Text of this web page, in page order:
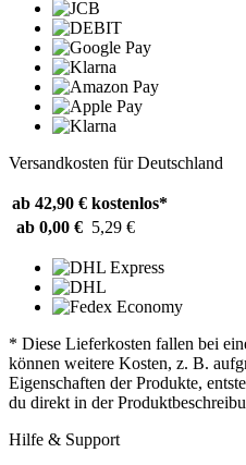
Versandkosten für Deutschland
ab 42,90 € kostenlos*
ab 0,00 € 5,29 €
* Diese Lieferkosten fallen bei
können weitere Kosten, z. B.
Eigenschaften der Produkte,
du direkt in der
Hilfe & Support